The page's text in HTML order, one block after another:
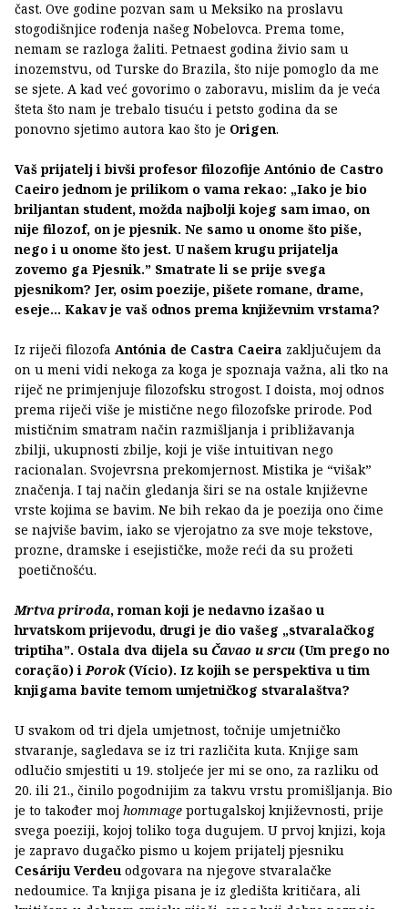
čast. Ove godine pozvan sam u Meksiko na proslavu
stogodišnjice rođenja našeg Nobelovca. Prema tome,
nemam se razloga žaliti. Petnaest godina živio sam u
inozemstvu, od Turske do Brazila, što nije pomoglo da me
se sjete. A kad već govorimo o zaboravu, mislim da je veća
šteta što nam je trebalo tisuću i petsto godina da se
ponovno sjetimo autora kao što je Origen.
Vaš prijatelj i bivši profesor filozofije António de Castro
Caeiro jednom je prilikom o vama rekao: „Iako je bio
briljantan student, možda najbolji kojeg sam imao, on
nije filozof, on je pjesnik. Ne samo u onome što piše,
nego i u onome što jest. U našem krugu prijatelja
zovemo ga Pjesnik.” Smatrate li se prije svega
pjesnikom? Jer, osim poezije, pišete romane, drame,
eseje... Kakav je vaš odnos prema književnim vrstama?
Iz riječi filozofa Antónia de Castra Caeira zaključujem da
on u meni vidi nekoga za koga je spoznaja važna, ali tko na
riječ ne primjenjuje filozofsku strogost. I doista, moj odnos
prema riječi više je mistične nego filozofske prirode. Pod
mističnim smatram način razmišljanja i približavanja
zbilji, ukupnosti zbilje, koji je više intuitivan nego
racionalan. Svojevrsna prekomjernost. Mistika je “višak”
značenja. I taj način gledanja širi se na ostale književne
vrste kojima se bavim. Ne bih rekao da je poezija ono čime
se najviše bavim, iako se vjerojatno za sve moje tekstove,
prozne, dramske i esejističke, može reći da su prožeti
poetičnošću.
Mrtva priroda, roman koji je nedavno izašao u
hrvatskom prijevodu, drugi je dio vašeg „stvaralačkog
triptiha”. Ostala dva dijela su Čavao u srcu (Um prego no
coração) i Porok (Vício). Iz kojih se perspektiva u tim
knjigama bavite temom umjetničkog stvaralaštva?
U svakom od tri djela umjetnost, točnije umjetničko
stvaranje, sagledava se iz tri različita kuta. Knjige sam
odlučio smjestiti u 19. stoljeće jer mi se ono, za razliku od
20. ili 21., činilo pogodnijim za takvu vrstu promišljanja. Bio
je to također moj hommage portugalskoj književnosti, prije
svega poeziji, kojoj toliko toga dugujem. U prvoj knjizi, koja
je zapravo dugačko pismo u kojem prijatelj pjesniku
Cesáriju Verdeu odgovara na njegove stvaralačke
nedoumice. Ta knjiga pisana je iz gledišta kritičara, ali